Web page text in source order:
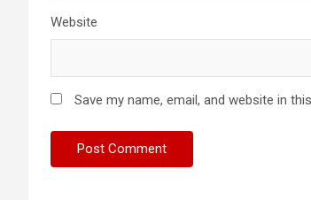
Website
Save my name, email, and website in